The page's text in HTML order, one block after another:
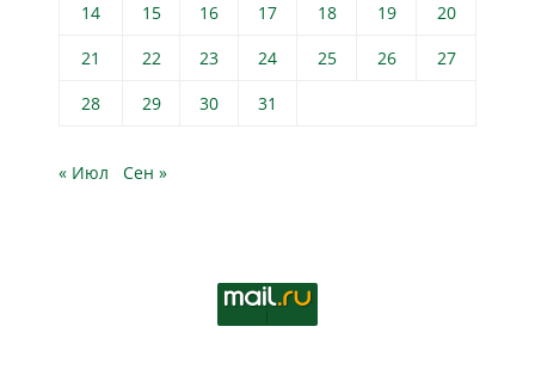
14
15 16 17 18 19
20
21
22 23 24 25 26
27
28
29 30 31
« Июл Сен »